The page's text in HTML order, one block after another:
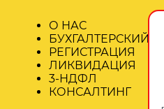
О НАС
БУХГАЛТЕРСКИЙ
РЕГИСТРАЦИЯ
ЛИКВИДАЦИЯ
3-НДФЛ
КОНСАЛТИНГ